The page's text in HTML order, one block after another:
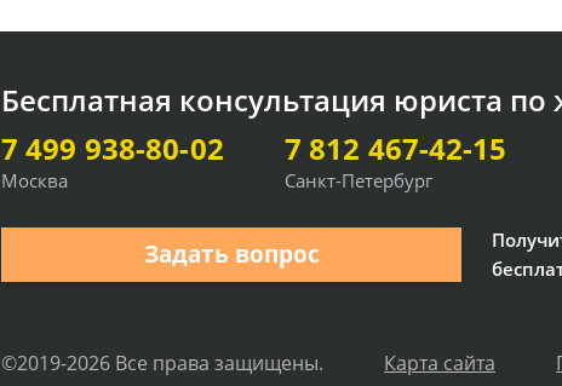
Бесплатная консультация юриста
7 499 938-80-02
Москва
7 812 467-42-15
Санкт-Петербург
Задать вопрос
©2019-2026 Все права защищены. Карта сайта